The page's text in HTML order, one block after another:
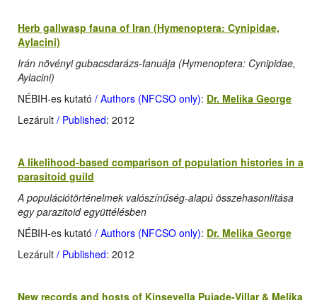
Herb gallwasp fauna of Iran (Hymenoptera: Cynipidae,
Aylacini)
Irán növényi gubacsdarázs-fanuája (Hymenoptera: Cynipidae,
Aylacini)
NÉBIH-es kutató / Authors (NFCSO only): Dr. Melika George
Lezárult / Published: 2012
A likelihood-based comparison of population histories in a
parasitoid guild
A populációtörténelmek valószínűség-alapú összehasonlítása
egy parazitoid együttélésben
NÉBIH-es kutató / Authors (NFCSO only): Dr. Melika George
Lezárult / Published: 2012
New records and hosts of Kinseyella Pujade-Villar & Melika